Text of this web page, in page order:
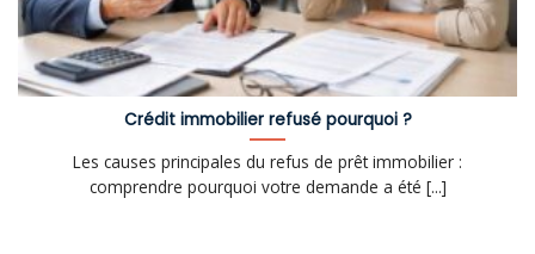
Crédit immobilier refusé pourquoi ?
Les causes principales du refus de prêt immobilier :
comprendre pourquoi votre demande a été [...]